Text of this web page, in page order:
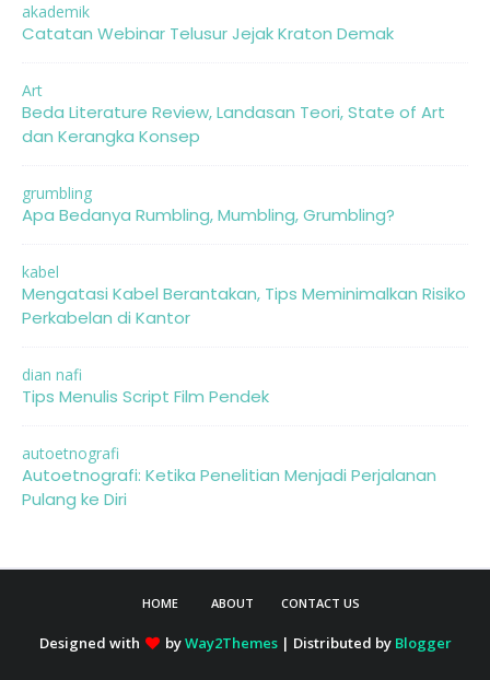
akademik
Catatan Webinar Telusur Jejak Kraton Demak
Art
Beda Literature Review, Landasan Teori, State of Art
dan Kerangka Konsep
grumbling
Apa Bedanya Rumbling, Mumbling, Grumbling?
kabel
Mengatasi Kabel Berantakan, Tips Meminimalkan Risiko
Perkabelan di Kantor
dian nafi
Tips Menulis Script Film Pendek
autoetnografi
Autoetnografi: Ketika Penelitian Menjadi Perjalanan
Pulang ke Diri
HOME ABOUT CONTACT US
Designed with byWay2Themes| Distributed by Blogger